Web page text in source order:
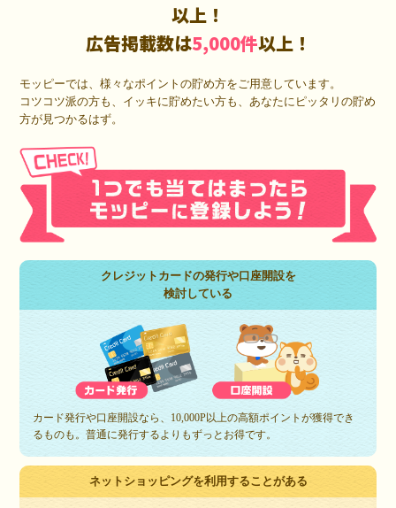
以上！
広告掲載数は5,000件以上！
モッピーでは、様々なポイントの貯め方をご用意しています。
コツコツ派の方も、イッキに貯めたい方も、あなたにピッタリの貯め
方が見つかるはず。
クレジットカードの発行や口座開設を
検討している
カード発行や口座開設なら、10,000P以上の高額ポイントが獲得でき
るものも。普通に発行するよりもずっとお得です。
ネットショッピングを利用することがある